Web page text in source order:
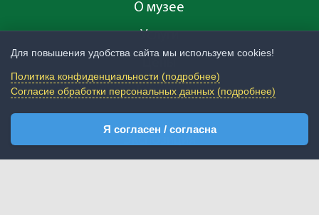
О музее
Билеты
Для повышения удобства сайта мы используем cookies!
Политика конфиденциальности (подробнее)
Согласие обработки персональных данных (подробнее)
Я согласен / согласна